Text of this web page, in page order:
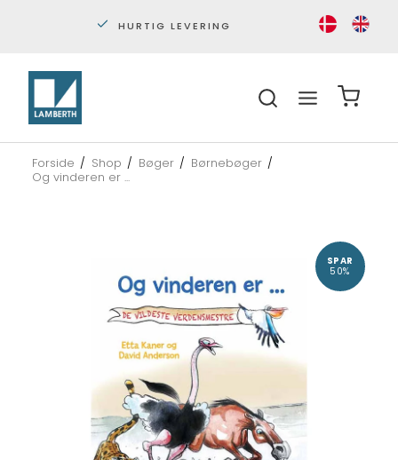
HURTIG LEVERING
Forside / Shop / Bøger / Børnebøger /
Og vinderen er ...
SPAR
50%